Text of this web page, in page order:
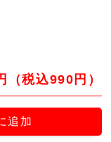
（税込990円）
追加